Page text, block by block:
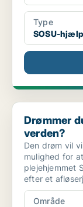
Type
SOSU-
Drømmer du om
Drømmer
verden?
Den drøm vil
mulighed for
plejehjemmet
efter et
Område